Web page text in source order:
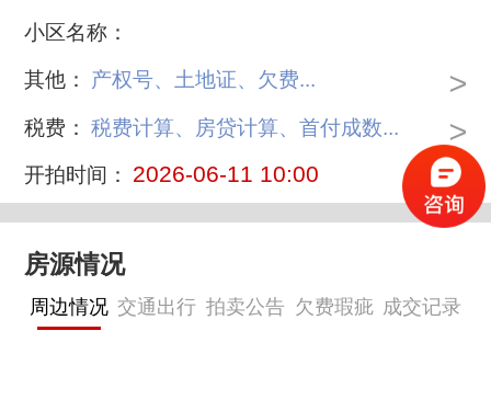
小区名称：
其他： 产权号、土地证、欠费... >
税费： 税费计算、房贷计算、首付成数... >
开拍时间： 2026-06-11 10:00
房源情况
周边情况 交通出行 拍卖公告 欠费瑕疵 成交记录